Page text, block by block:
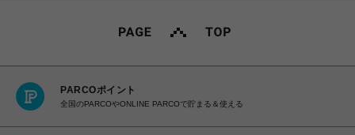
PARCOポイント
全国のPARCOやONLINE PARCOで貯まる＆使える